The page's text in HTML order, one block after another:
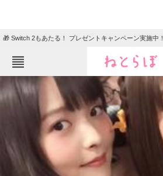
🎁 Switch 2もあたる！ プレゼントキャンペーン実施中！
ねとらぼメニュー
TOP